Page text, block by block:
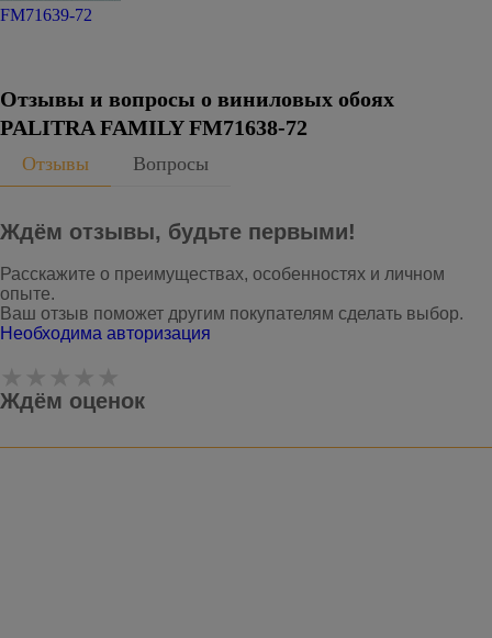
FM71639-72
Отзывы и вопросы о виниловых обоях
PALITRA FAMILY FM71638-72
Отзывы Вопросы
Ждём отзывы, будьте первыми!
Расскажите о преимуществах, особенностях и личном
опыте.
Ваш отзыв поможет другим покупателям сделать выбор.
Необходима авторизация
Ждём оценок